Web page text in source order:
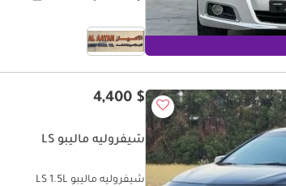
$ 4,400
شيفروليه ماليبو LS
شيفروليه ماليبو LS 1.5L